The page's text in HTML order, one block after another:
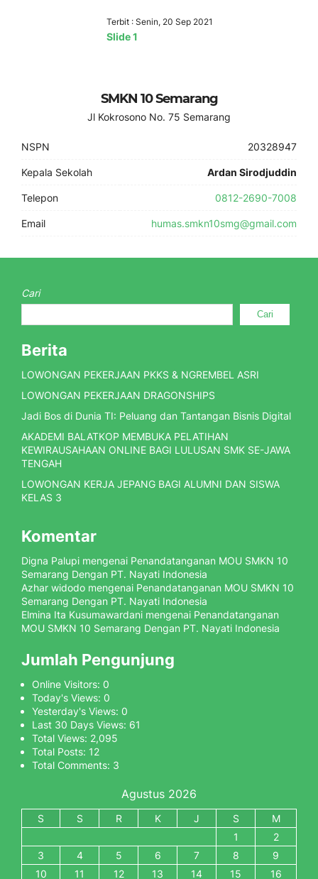
Terbit : Senin, 20 Sep 2021
Slide 1
SMKN 10 Semarang
Jl Kokrosono No. 75 Semarang
NSPN 20328947
Kepala Sekolah Ardan Sirodjuddin
Telepon 0812-2690-7008
Email humas.smkn10smg@gmail.com
Cari
Cari
Berita
LOWONGAN PEKERJAAN PKKS & NGREMBEL ASRI
LOWONGAN PEKERJAAN DRAGONSHIPS
Jadi Bos di Dunia TI: Peluang dan Tantangan Bisnis Digital
AKADEMI BALATKOP MEMBUKA PELATIHAN
KEWIRAUSAHAAN ONLINE BAGI LULUSAN SMK SE-JAWA
TENGAH
LOWONGAN KERJA JEPANG BAGI ALUMNI DAN SISWA
KELAS 3
Komentar
Digna Palupi mengenai Penandatanganan MOU SMKN 10
Semarang Dengan PT. Nayati Indonesia
Azhar widodo mengenai Penandatanganan MOU SMKN 10
Semarang Dengan PT. Nayati Indonesia
Elmina Ita Kusumawardani mengenai Penandatanganan
MOU SMKN 10 Semarang Dengan PT. Nayati Indonesia
Jumlah Pengunjung
Online Visitors: 0
Today's Views: 0
Yesterday's Views: 0
Last 30 Days Views: 61
Total Views: 2,095
Total Posts: 12
Total Comments: 3
Agustus 2026
S S R K J S
M
1
2
3
4 5 6 7 8
9
10
11 12 13 14 15 16